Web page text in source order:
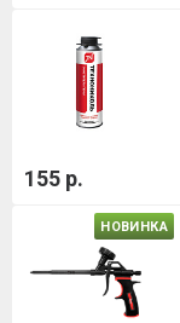
155 р.
НОВИНКА